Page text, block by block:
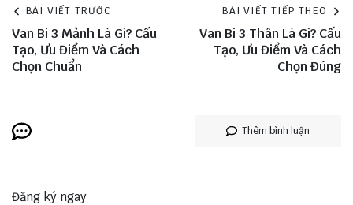
BÀI VIẾT TRƯỚC
Van Bi 3 Mảnh Là Gì? Cấu
Tạo, Ưu Điểm Và Cách
Chọn Chuẩn
BÀI VIẾT TIẾP THEO
Van Bi 3 Thân Là Gì? Cấu
Tạo, Ưu Điểm Và Cách
Chọn Đúng
Thêm bình luận
Đăng ký ngay